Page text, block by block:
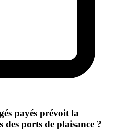
payés prévoit la
des ports de plaisance ?